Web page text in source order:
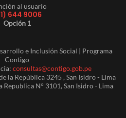
al usuario
644 9006
Opción 1
e Inclusión Social | Programa
Contigo
consultas@contigo.gob.pe
la República 3245 , San Isidro - Lima
Republica N° 3101, San Isidro - Lima